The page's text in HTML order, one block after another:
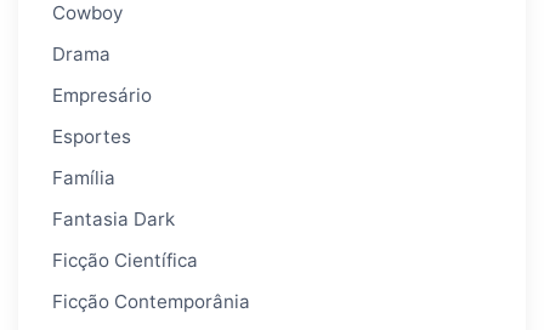
Cowboy
Drama
Empresário
Esportes
Família
Fantasia Dark
Ficção Científica
Ficção Contemporânia